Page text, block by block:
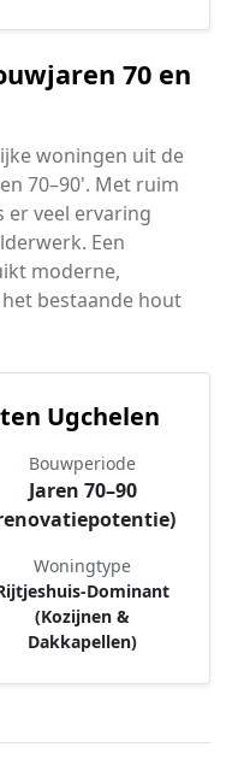
70 en
woningen uit de
70–90'. Met ruim
er veel ervaring
Een
moderne,
bestaande hout
Ugchelen
Bouwperiode
Jaren 70–90
Woningtype
Dominant
(Kozijnen &
Dakkapellen)